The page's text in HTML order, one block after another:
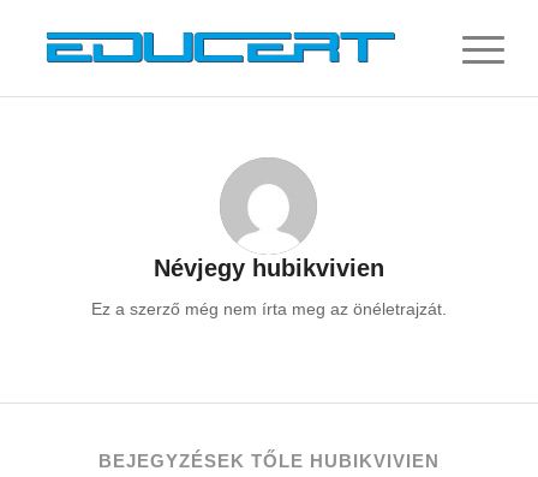
Névjegy hubikvivien
Ez a szerző még nem írta meg az önéletrajzát.
BEJEGYZÉSEK TŐLE HUBIKVIVIEN